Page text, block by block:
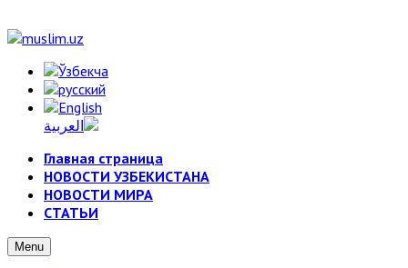
Главная страница
НОВОСТИ УЗБЕКИСТАНА
НОВОСТИ МИРА
СТАТЬИ
Menu